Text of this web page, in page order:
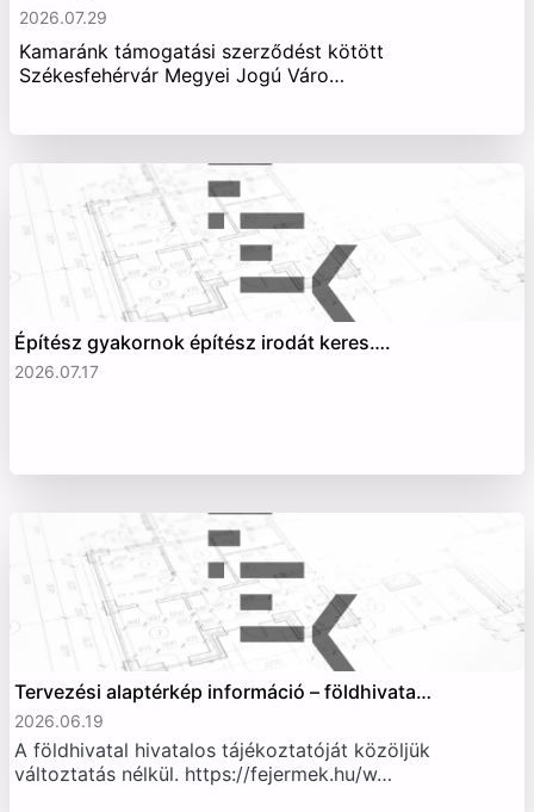
2026.07.29
Kamaránk támogatási szerződést kötött
Székesfehérvár Megyei Jogú Váro…
Építész gyakornok építész irodát keres….
2026.07.17
Tervezési alaptérkép információ – földhivata…
2026.06.19
A földhivatal hivatalos tájékoztatóját közöljük
változtatás nélkül. https://fejermek.hu/w…